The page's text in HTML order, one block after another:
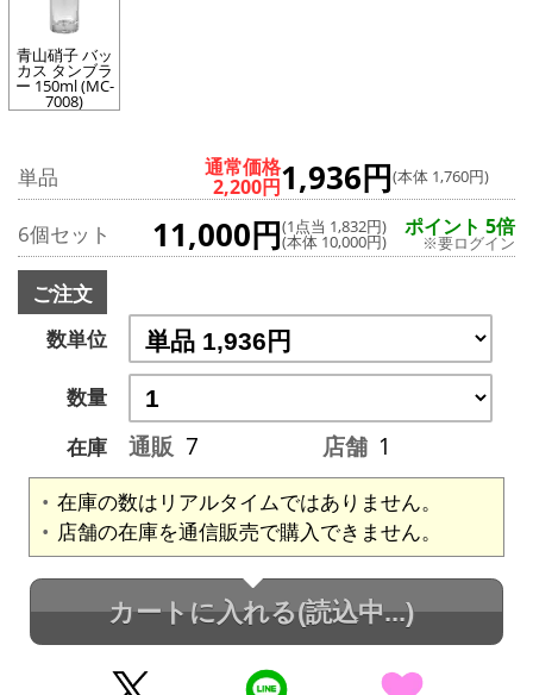
青山硝子 バッ
カス タンブラ
ー 150ml (MC-
7008)
単品 通常価格
2,200円1,936円(本体 1,760円)
6個セット 11,000円(1点当 1,832円)
(本体 10,000円)
ポイント 5倍
※要ログイン
ご注文
数単位
数量
在庫
通販 7 店舗 1
在庫の数はリアルタイムではありません。
店舗の在庫を通信販売で購入できません。
カートに入れる(読込中...)